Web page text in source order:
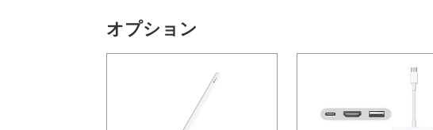
オプション